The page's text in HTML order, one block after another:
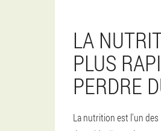
LA
PLUS
PERDRE
La nutrition est l'un